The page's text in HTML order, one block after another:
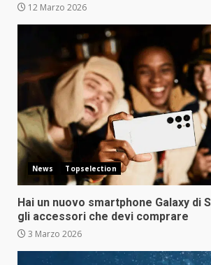
12 Marzo 2026
News Topselection
Hai un nuovo smartphone Galaxy di
gli accessori che devi comprare
3 Marzo 2026